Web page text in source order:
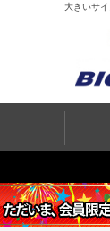
大きいサ